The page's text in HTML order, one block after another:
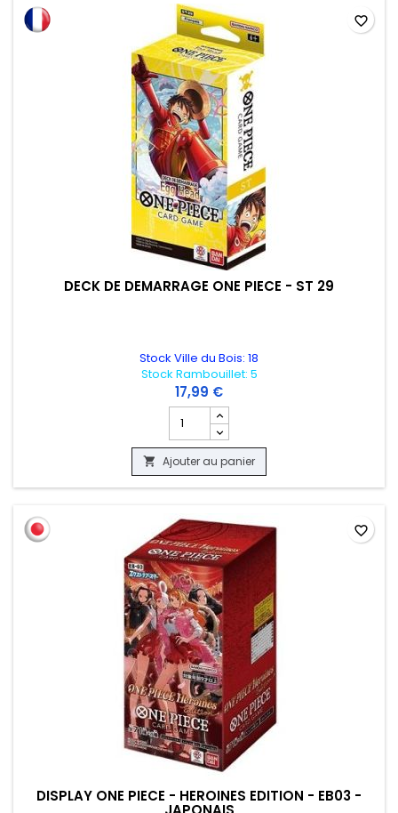
DECK DE DEMARRAGE ONE PIECE - ST 29
Stock Ville du Bois: 18
Stock Rambouillet: 5
17,99 €
Champ quantité du produit DECK DE
 Ajouter au panier
favorite_border
DISPLAY ONE PIECE - HEROINES EDITION - EB03 -
favorite_border